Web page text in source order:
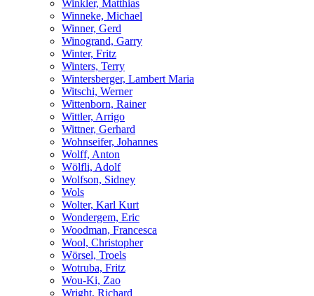
Winkler, Matthias
Winneke, Michael
Winner, Gerd
Winogrand, Garry
Winter, Fritz
Winters, Terry
Wintersberger, Lambert Maria
Witschi, Werner
Wittenborn, Rainer
Wittler, Arrigo
Wittner, Gerhard
Wohnseifer, Johannes
Wolff, Anton
Wölfli, Adolf
Wolfson, Sidney
Wols
Wolter, Karl Kurt
Wondergem, Eric
Woodman, Francesca
Wool, Christopher
Wörsel, Troels
Wotruba, Fritz
Wou-Ki, Zao
Wright, Richard